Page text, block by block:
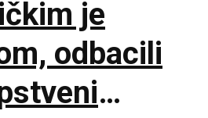
je
odbacili